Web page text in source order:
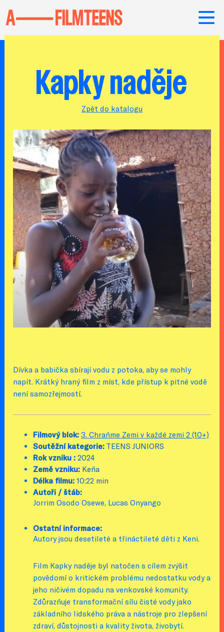
Kapky naděje
Zpět do katalogu
Dívka a babička sbírají vodu z potoka, aby se mohly
napít. Krátký hraný film z míst, kde přístup k pitné vodě
není samozřejmostí.
Filmový blok:3. Chraňme Zemi v každé zemi 2 (10+)
Soutěžní kategorie: TEENS JUNIORS
Rok vzniku : 2024
Země vzniku: Keňa
Délka filmu: 10:22 min
Autoři / štáb:
Jorrim Osodo Osewe, Lucas Onyango
Ostatní informace:
Autory jsou desetileté a třináctileté děti z Keni.
Film Kapky naděje byl natočen s cílem zvýšit
povědomí o kritickém problému nedostatku vody a
jeho ničivém dopadu na venkovské komunity.
Zdůrazňuje transformační sílu čisté vody jako
základního lidského práva a nástroje pro zlepšení
zdraví, důstojnosti a kvality života, živobytí.